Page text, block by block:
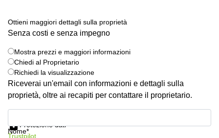
Campania
Coworking
Coworking
Pescara
Coworking
Brescia
Centers
Ottieni maggiori dettagli sulla proprietà
Senza costi e senza impegno
Mostra prezzi e maggiori informazioni
Chiedi al Proprietario
Richiedi la visualizzazione
Riceverai un'email con informazioni e dettagli sulla
proprietà, oltre ai recapiti per contattare il proprietario.
Nome*
Protezione dati
Trustpilot